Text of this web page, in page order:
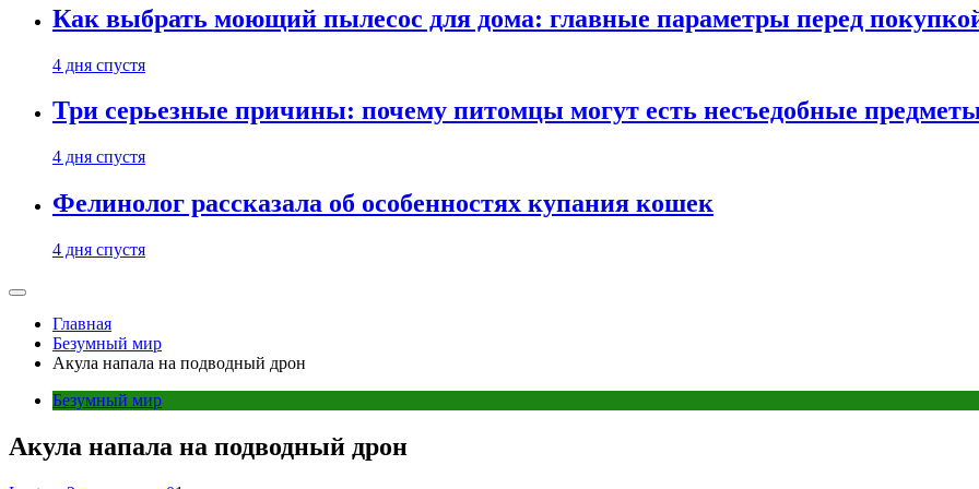
Как выбрать моющий пылесос для дома: главные параметры перед
4 дня спустя
Три серьезные причины: почему питомцы могут есть несъедобные
4 дня спустя
Фелинолог рассказала об особенностях купания кошек
4 дня спустя
Главная
Безумный мир
Акула напала на подводный дрон
Безумный мир
Акула напала на подводный дрон